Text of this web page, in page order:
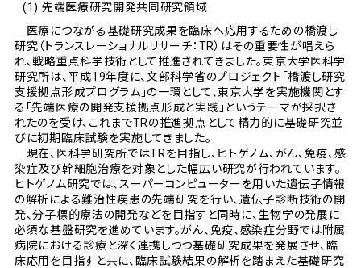
(1) 先端医療研究開発共同研究領域
医療につながる基礎研究成果を臨床へ応用するための橋渡し
研究（トランスレーショナルリサーチ：TR）はその重要性が唱えら
れ、戦略重点科学技術として推進されてきました。東京大学医科学
研究所は、平成19年度に、文部科学省のプロジェクト「橋渡し研究
支援拠点形成プログラム」の一環として、東京大学を実施機関とす
る「先端医療の開発支援拠点形成と実践」というテーマが採択さ
れたのを受け、これまでTRの推進拠点として精力的に基礎研究並
びに初期臨床試験を実施してきました。
現在、医科学研究所ではTRを目指し、ヒトゲノム、がん、免疫、感
染症及び幹細胞治療を対象とした幅広い研究が行われています。
ヒトゲノム研究では、スーパーコンピューターを用いた遺伝子情報
の解析による難治性疾患の先端研究を行い、遺伝子診断技術の開
発、分子標的療法の開発などを目指すと同時に、生物学の発展に
必須な基盤研究を進めています。がん、免疫、感染症分野では附属
病院における診療と深く連携しつつ基礎研究成果を発展させ、臨
床応用を目指すと共に、臨床試験結果の解析を踏まえた基礎研究